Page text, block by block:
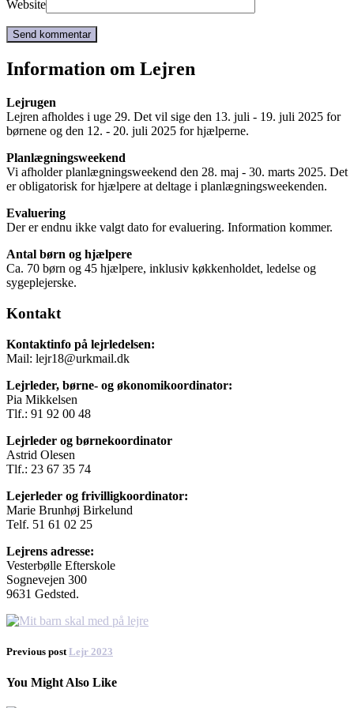
Website
Information om Lejren
Lejrugen
Lejren afholdes i uge 29. Det vil sige den 13. juli - 19. juli 2025 for
børnene og den 12. - 20. juli 2025 for hjælperne.
Planlægningsweekend
Vi afholder planlægningsweekend den 28. maj - 30. marts 2025. Det
er obligatorisk for hjælpere at deltage i planlægningsweekenden.
Evaluering
Der er endnu ikke valgt dato for evaluering. Information kommer.
Antal børn og hjælpere
Ca. 70 børn og 45 hjælpere, inklusiv køkkenholdet, ledelse og
sygeplejerske.
Kontakt
Kontaktinfo på lejrledelsen:
Mail: lejr18@urkmail.dk
Lejrleder, børne- og økonomikoordinator:
Pia Mikkelsen
Tlf.: 91 92 00 48
Lejrleder og børnekoordinator
Astrid Olesen
Tlf.: 23 67 35 74
Lejerleder og frivilligkoordinator:
Marie Brunhøj Birkelund
Telf. 51 61 02 25
Lejrens adresse:
Vesterbølle Efterskole
Sognevejen 300
9631 Gedsted.
Previous post Lejr 2023
You Might Also Like